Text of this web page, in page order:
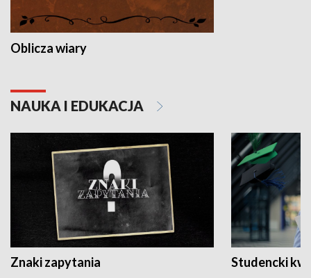
Oblicza wiary
NAUKA I EDUKACJA
Znaki zapytania Studencki